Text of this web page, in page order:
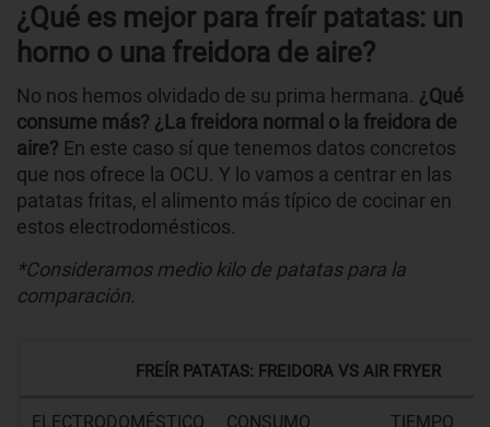
¿Qué es mejor para freír patatas: un
horno o una freidora de aire?
No nos hemos olvidado de su prima hermana. ¿Qué
consume más? ¿La freidora normal o la freidora de
aire? En este caso sí que tenemos datos concretos
que nos ofrece la OCU. Y lo vamos a centrar en las
patatas fritas, el alimento más típico de cocinar en
estos electrodomésticos.
*Consideramos medio kilo de patatas para la
comparación.
FREÍR PATATAS: FREIDORA VS AIR FRYER
ELECTRODOMÉSTICO CONSUMO TIEMPO